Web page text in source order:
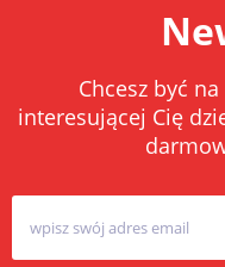
Chcesz być
interesującej Cię